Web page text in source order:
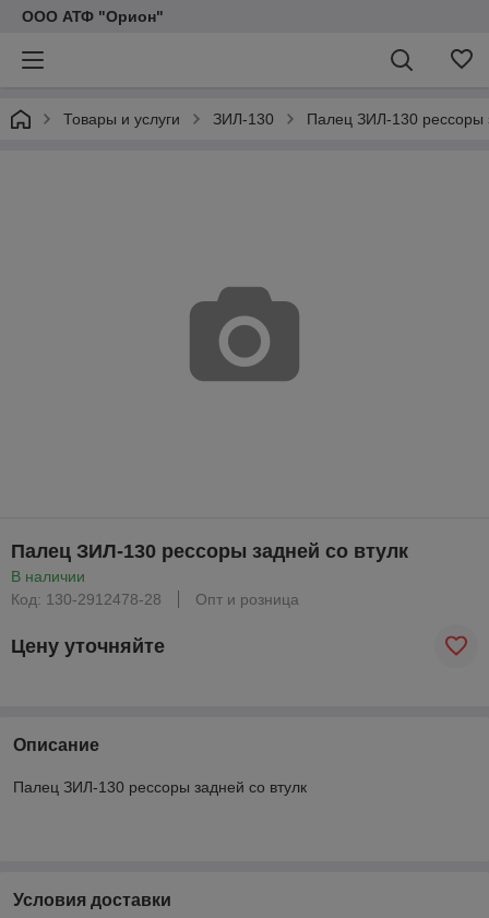
ООО АТФ "Орион"
Товары и услуги ЗИЛ-130 Палец ЗИЛ-130 рессоры
Палец ЗИЛ-130 рессоры задней со втулк
В наличии
Код: 130-2912478-28
Опт и розница
Цену уточняйте
Описание
Палец ЗИЛ-130 рессоры задней со втулк
Условия доставки